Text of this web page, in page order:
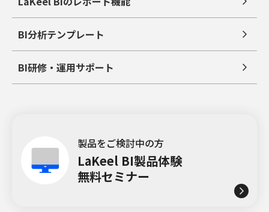
BI分析テンプレート
BI研修・運用サポート
製品をご検討中の方
LaKeel BI製品体験
無料セミナー